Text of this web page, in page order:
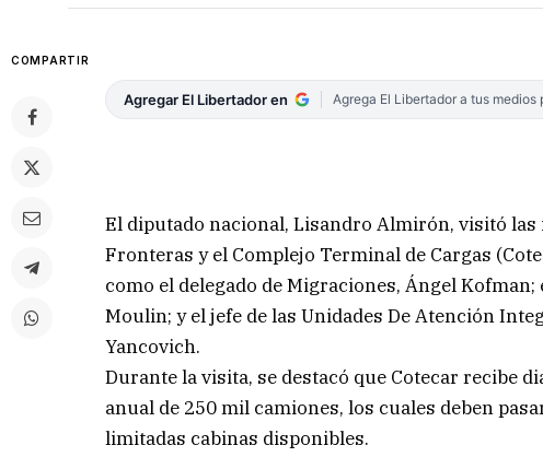
COMPARTIR
Agregar El Libertador en Agrega El Libertador a tus medios
El diputado nacional, Lisandro Almirón, visitó
Fronteras y el Complejo Terminal de Cargas
como el delegado de Migraciones, Ángel
Moulin; y el jefe de las Unidades De Atención
Yancovich.
Durante la visita, se destacó que Cotecar recibe
anual de 250 mil camiones, los cuales deben
limitadas cabinas disponibles.